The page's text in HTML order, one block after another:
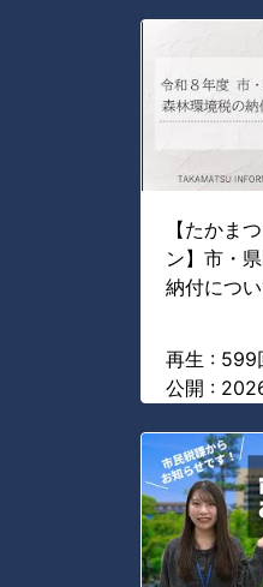
【たかま
ン】市・
納付につ
再生 : 599
公開 :